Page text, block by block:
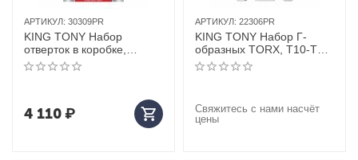
АРТИКУЛ: 30309PR
KING TONY Набор
отверток в коробке,
TORX, 9 предметов
4 110₽
АРТИКУЛ: 22306PR
KING TONY Набор Г-
образных TORX, T10-T40,
6 предметов
Свяжитесь с нами насчёт
цены